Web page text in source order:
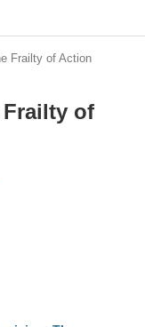
Frailty of Action
Frailty of